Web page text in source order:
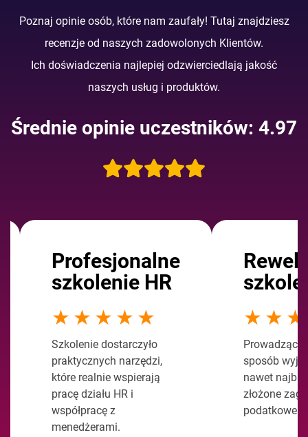
Poznaj opinie osób, które nam zaufały! Tutaj znajdziesz
recenzje od naszych zadowolonych Klientów.
Ich doświadczenia najlepiej odzwierciedlają jakość
naszych usług i produktów.
Średnie opinie uczestników: 4.97
Rewelacyjne
szkolenie
★★★★★
Prowadzący w jasny
sposób wyjaśniał
nawet najbardziej
złożone zagadnienia
podatkowe.